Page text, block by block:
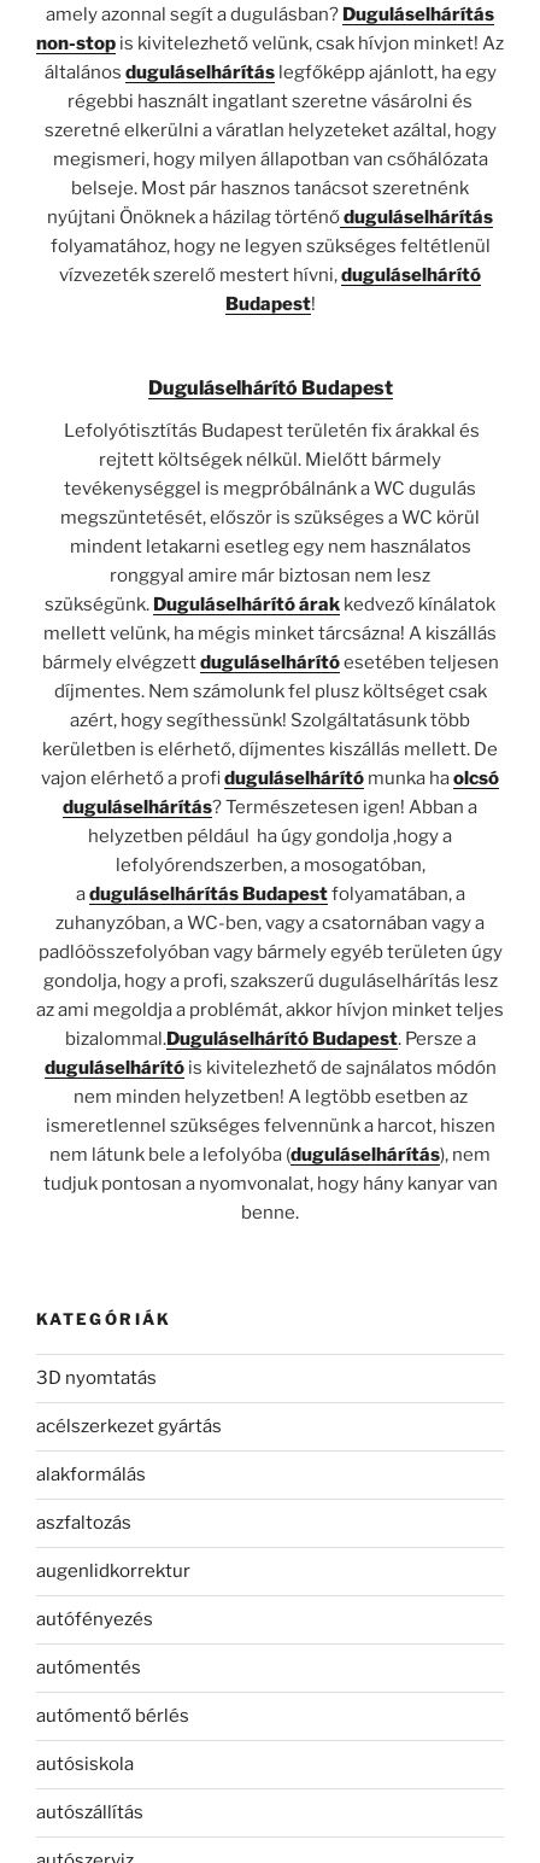
amely azonnal segít a dugulásban? Duguláselhárítás
non-stop is kivitelezhető velünk, csak hívjon minket! Az
általános duguláselhárítás legfőképp ajánlott, ha egy
régebbi használt ingatlant szeretne vásárolni és
szeretné elkerülni a váratlan helyzeteket azáltal, hogy
megismeri, hogy milyen állapotban van csőhálózata
belseje. Most pár hasznos tanácsot szeretnénk
nyújtani Önöknek a házilag történőduguláselhárítás
folyamatához, hogy ne legyen szükséges feltétlenül
vízvezeték szerelő mestert hívni,duguláselhárító
Budapest!
Duguláselhárító Budapest
Lefolyótisztítás Budapest területén fix árakkal és
rejtett költségek nélkül. Mielőtt bármely
tevékenységgel is megpróbálnánk a WC dugulás
megszüntetését, először is szükséges a WC körül
mindent letakarni esetleg egy nem használatos
ronggyal amire már biztosan nem lesz
szükségünk. Duguláselhárító árak kedvező kínálatok
mellett velünk, ha mégis minket tárcsázna! A kiszállás
bármely elvégzettduguláselhárítóesetében teljesen
díjmentes. Nem számolunk fel plusz költséget csak
azért, hogy segíthessünk! Szolgáltatásunk több
kerületben is elérhető, díjmentes kiszállás mellett. De
vajon elérhető a profiduguláselhárító munka haolcsó
duguláselhárítás? Természetesen igen! Abban a
helyzetben például ha úgy gondolja ,hogy a
lefolyórendszerben, a mosogatóban,
aduguláselhárítás Budapestfolyamatában, a
zuhanyzóban, a WC-ben, vagy a csatornában vagy a
padlóösszefolyóban vagy bármely egyéb területen úgy
gondolja, hogy a profi, szakszerű duguláselhárítás lesz
az ami megoldja a problémát, akkor hívjon minket teljes
bizalommal.Duguláselhárító Budapest. Persze a
duguláselhárítóis kivitelezhető de sajnálatos módón
nem minden helyzetben! A legtöbb esetben az
ismeretlennel szükséges felvennünk a harcot, hiszen
nem látunk bele a lefolyóba (duguláselhárítás), nem
tudjuk pontosan a nyomvonalat, hogy hány kanyar van
benne.
KATEGÓRIÁK
3D nyomtatás
acélszerkezet gyártás
alakformálás
aszfaltozás
augenlidkorrektur
autófényezés
autómentés
autómentő bérlés
autósiskola
autószállítás